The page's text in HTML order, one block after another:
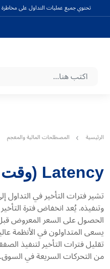
تحتوي جميع عمليات التداول على
الرئيسية المصطلحات المالية والمعجم
Latency (وقت الاستجابة)
تشير فترات التأخير في التداول
وتنفيذه. يُعد انخفاض فترة
الحصول على السعر المعروض
يسعى المتداولون في الأنظمة
تقليل فترات التأخير لتنفيذ
من التحركات السريعة في السوق.